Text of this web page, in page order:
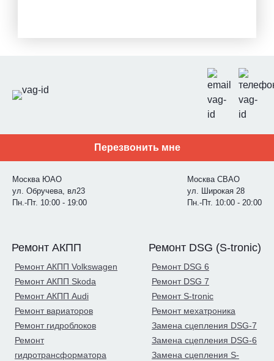
Перезвонить мне
Москва ЮАО
ул. Обручева, вл23
Пн.-Пт. 10:00 - 19:00
Москва СВАО
ул. Широкая 28
Пн.-Пт. 10:00 - 20:00
Ремонт АКПП
Ремонт АКПП Volkswagen
Ремонт АКПП Skoda
Ремонт АКПП Audi
Ремонт вариаторов
Ремонт гидроблоков
Ремонт
гидротрансформатора
Ремонт DSG (S-tronic)
Ремонт DSG 6
Ремонт DSG 7
Ремонт S-tronic
Ремонт мехатроника
Замена сцепления DSG-7
Замена сцепления DSG-6
Замена сцепления S-